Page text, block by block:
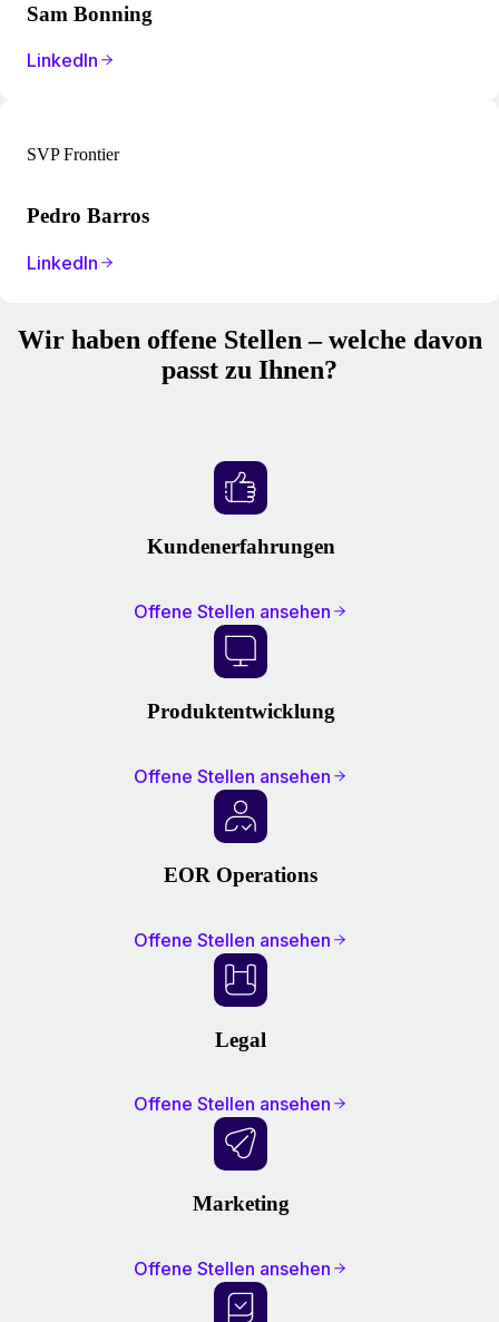
Sam Bonning
LinkedIn
SVP Frontier
Pedro Barros
LinkedIn
Wir haben offene Stellen – welche davon
passt zu Ihnen?
Kundenerfahrungen
Offene Stellen ansehen
Produktentwicklung
Offene Stellen ansehen
EOR Operations
Offene Stellen ansehen
Legal
Offene Stellen ansehen
Marketing
Offene Stellen ansehen